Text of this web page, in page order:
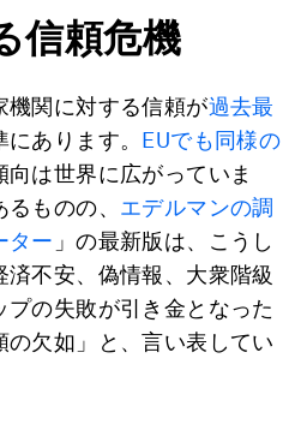
信頼危機
機関に対する信頼が過去最
あります。 EUでも同様の
向は世界に広がっていま
ものの、 エデルマンの調
ター 」の最新版は、こうし
不安、偽情報、大衆階級
の失敗が引き金となった
欠如」と、言い表してい